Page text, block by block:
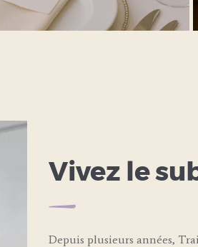
LEARN MORE
Vivez le
Depuis plusieurs années,